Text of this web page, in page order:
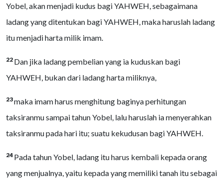
Yobel, akan menjadi kudus bagi YAHWEH, sebagaimana
ladang yang ditentukan bagi YAHWEH, maka haruslah ladang
itu menjadi harta milik imam.
22 Dan jika ladang pembelian yang ia kuduskan bagi
YAHWEH, bukan dari ladang harta miliknya,
23maka imam harus menghitung baginya perhitungan
taksiranmu sampai tahun Yobel, lalu haruslah ia menyerahkan
taksiranmu pada hari itu; suatu kekudusan bagi YAHWEH.
24 Pada tahun Yobel, ladang itu harus kembali kepada orang
yang menjualnya, yaitu kepada yang memiliki tanah itu sebagai